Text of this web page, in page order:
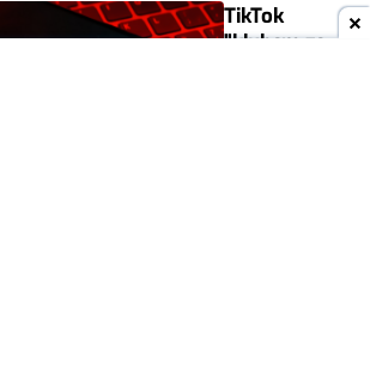
TikTok
"klubem ze